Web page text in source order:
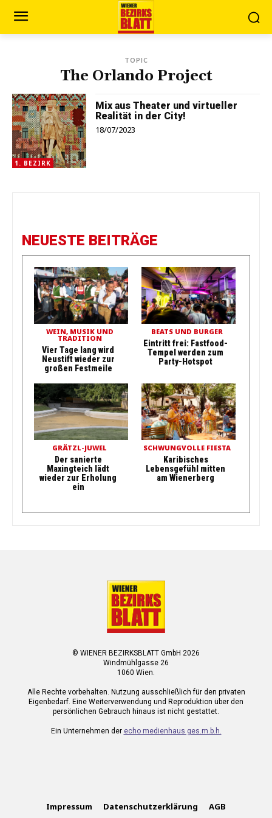
TOPIC
The Orlando Project
1. BEZIRK
Mix aus Theater und virtueller
Realität in der City!
18/07/2023
NEUESTE BEITRÄGE
WEIN, MUSIK UND
TRADITION
Vier Tage lang wird
Neustift wieder zur
großen Festmeile
BEATS UND BURGER
Eintritt frei: Fastfood-
Tempel werden zum
Party-Hotspot
GRÄTZL-JUWEL
Der sanierte
Maxingteich lädt
wieder zur Erholung
ein
SCHWUNGVOLLE FIESTA
Karibisches
Lebensgefühl mitten
am Wienerberg
© WIENER BEZIRKSBLATT GmbH 2026
Windmühlgasse 26
1060 Wien.
Alle Rechte vorbehalten. Nutzung ausschließlich für den privaten
Eigenbedarf. Eine Weiterverwendung und Reproduktion über den
persönlichen Gebrauch hinaus ist nicht gestattet.
Ein Unternehmen der echo medienhaus ges.m.b.h.
Impressum Datenschutzerklärung AGB